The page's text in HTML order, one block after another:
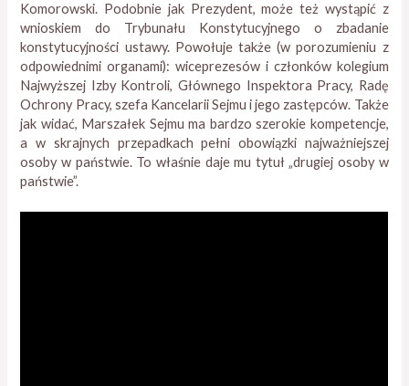
Komorowski. Podobnie jak Prezydent, może też wystąpić z
wnioskiem do Trybunału Konstytucyjnego o zbadanie
konstytucyjności ustawy. Powołuje także (w porozumieniu z
odpowiednimi organami): wiceprezesów i członków kolegium
Najwyższej Izby Kontroli, Głównego Inspektora Pracy, Radę
Ochrony Pracy, szefa Kancelarii Sejmu i jego zastępców. Także
jak widać, Marszałek Sejmu ma bardzo szerokie kompetencje,
a w skrajnych przepadkach pełni obowiązki najważniejszej
osoby w państwie. To właśnie daje mu tytuł „drugiej osoby w
państwie”.